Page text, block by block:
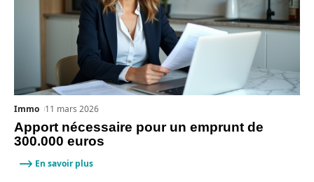
Apport nécessaire pour un emprunt de
300.000 euros
Immo 11 mars 2026
En savoir plus